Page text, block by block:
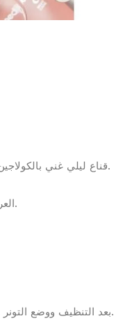
قناع ليلي غني بالكولاجين الغني، يعمل على تحسين نضارة البشرة وترطيبها بشكل فعال ليجعل بشرتك مشرقة وندية.
العروض العناية بتغليف الكولاجين لحبس الرطوبة والمواد المغذية في أعماق بشرتك أثناء نومك.
بعد التنظيف ووضع التونر .